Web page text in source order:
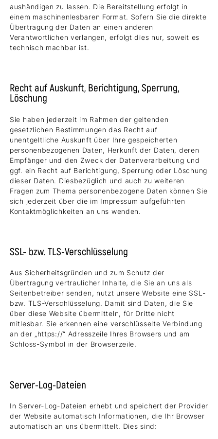
aushändigen zu lassen. Die Bereitstellung erfolgt in
einem maschinenlesbaren Format. Sofern Sie die direkte
Übertragung der Daten an einen anderen
Verantwortlichen verlangen, erfolgt dies nur, soweit es
technisch machbar ist.
Recht auf Auskunft, Berichtigung, Sperrung,
Löschung
Sie haben jederzeit im Rahmen der geltenden
gesetzlichen Bestimmungen das Recht auf
unentgeltliche Auskunft über Ihre gespeicherten
personenbezogenen Daten, Herkunft der Daten, deren
Empfänger und den Zweck der Datenverarbeitung und
ggf. ein Recht auf Berichtigung, Sperrung oder Löschung
dieser Daten. Diesbezüglich und auch zu weiteren
Fragen zum Thema personenbezogene Daten können Sie
sich jederzeit über die im Impressum aufgeführten
Kontaktmöglichkeiten an uns wenden.
SSL- bzw. TLS-Verschlüsselung
Aus Sicherheitsgründen und zum Schutz der
Übertragung vertraulicher Inhalte, die Sie an uns als
Seitenbetreiber senden, nutzt unsere Website eine SSL-
bzw. TLS-Verschlüsselung. Damit sind Daten, die Sie
über diese Website übermitteln, für Dritte nicht
mitlesbar. Sie erkennen eine verschlüsselte Verbindung
an der „https://“ Adresszeile Ihres Browsers und am
Schloss-Symbol in der Browserzeile.
Server-Log-Dateien
In Server-Log-Dateien erhebt und speichert der Provider
der Website automatisch Informationen, die Ihr Browser
automatisch an uns übermittelt. Dies sind: